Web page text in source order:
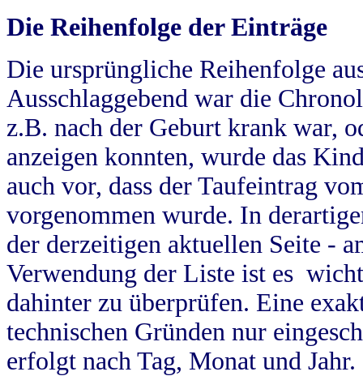
Die Reihenfolge der Einträge
Die ursprüngliche Reihenfolge
Ausschlaggebend war die
z.B. nach der Geburt krank war,
anzeigen konnten, wurde das
auch vor, dass der Taufeintrag
vorgenommen wurde. In
der derzeitigen aktuellen Seite -
Verwendung der Liste ist es
dahinter zu überprüfen. Eine
technischen Gründen nur
erfolgt nach Tag, Monat und Jahr.